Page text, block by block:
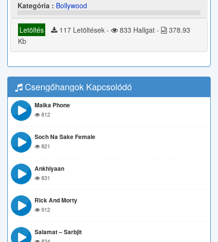
Kategória : Bollywood
Letöltés 117 Letöltések - 833 Hallgat -
378.93
Kb
Csengőhangok Kapcsolódó
Maika Phone
812
Soch Na Sake Female
821
Ankhiyaan
831
Rick And Morty
912
Salamat – Sarbjit